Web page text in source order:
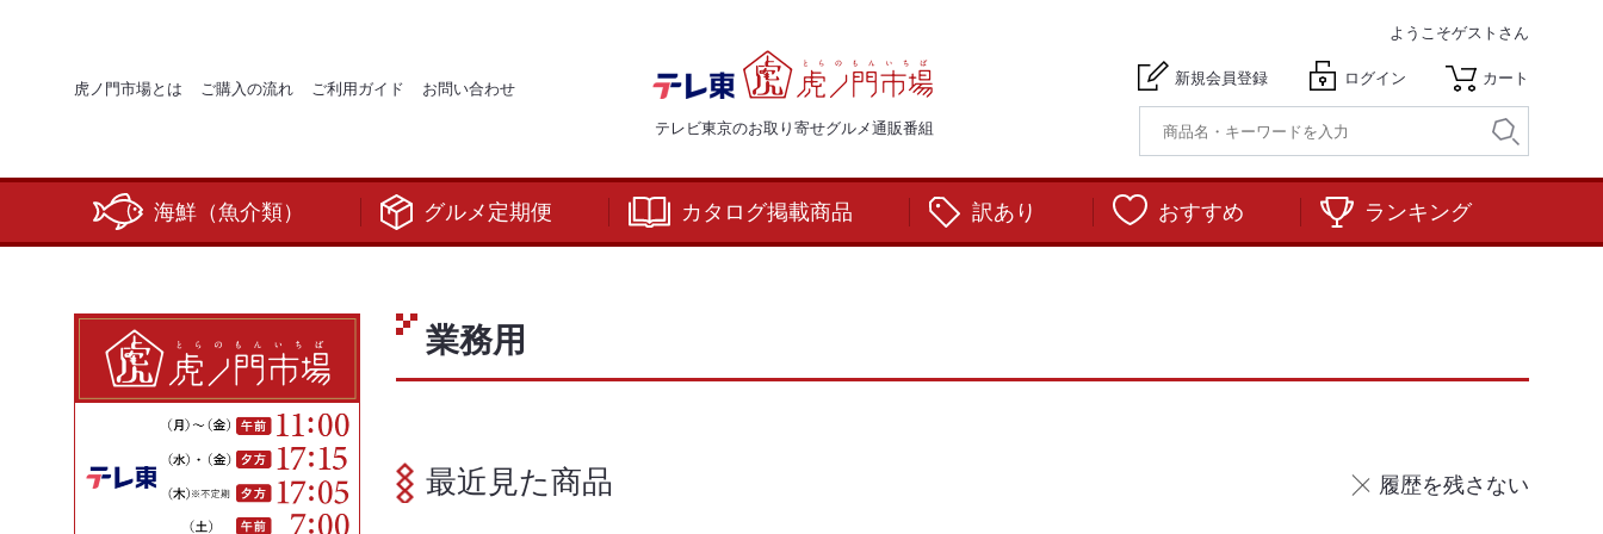
虎ノ門市場とは ご購入の流れ ご利用ガイド お問い合わせ
テレビ東京のお取り寄せグルメ通販番組
ようこそゲストさん
新規会員登録 ログイン カート
海鮮（魚介類） グルメ定期便 カタログ掲載商品 訳あり おすすめ ランキング
業務用
最近見た商品 履歴を残さない